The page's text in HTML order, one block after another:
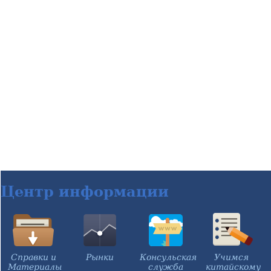
Центр информации
Справки и
Материалы
Рынки
Консульская
служба
Учимся
китайскому